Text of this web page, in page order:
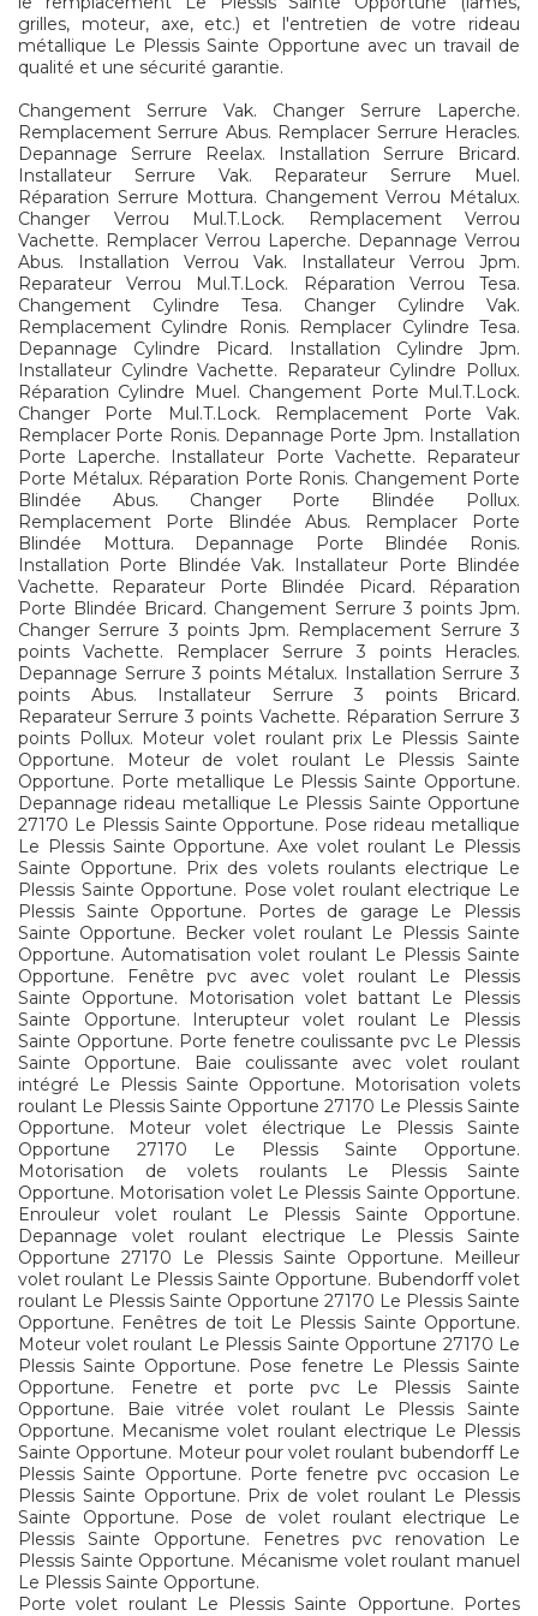
grilles, moteur, axe, etc.) et l'entretien de votre rideau
métallique Le Plessis Sainte Opportune avec un travail de
qualité et une sécurité garantie.
Changement Serrure Vak. Changer Serrure Laperche.
Remplacement Serrure Abus. Remplacer Serrure Heracles.
Depannage Serrure Reelax. Installation Serrure Bricard.
Installateur Serrure Vak. Reparateur Serrure Muel.
Réparation Serrure Mottura. Changement Verrou Métalux.
Changer Verrou Mul.T.Lock. Remplacement Verrou
Vachette. Remplacer Verrou Laperche. Depannage Verrou
Abus. Installation Verrou Vak. Installateur Verrou Jpm.
Reparateur Verrou Mul.T.Lock. Réparation Verrou Tesa.
Changement Cylindre Tesa. Changer Cylindre Vak.
Remplacement Cylindre Ronis. Remplacer Cylindre Tesa.
Depannage Cylindre Picard. Installation Cylindre Jpm.
Installateur Cylindre Vachette. Reparateur Cylindre Pollux.
Réparation Cylindre Muel. Changement Porte Mul.T.Lock.
Changer Porte Mul.T.Lock. Remplacement Porte Vak.
Remplacer Porte Ronis. Depannage Porte Jpm. Installation
Porte Laperche. Installateur Porte Vachette. Reparateur
Porte Métalux. Réparation Porte Ronis. Changement Porte
Blindée Abus. Changer Porte Blindée Pollux.
Remplacement Porte Blindée Abus. Remplacer Porte
Blindée Mottura. Depannage Porte Blindée Ronis.
Installation Porte Blindée Vak. Installateur Porte Blindée
Vachette. Reparateur Porte Blindée Picard. Réparation
Porte Blindée Bricard. Changement Serrure 3 points Jpm.
Changer Serrure 3 points Jpm. Remplacement Serrure 3
points Vachette. Remplacer Serrure 3 points Heracles.
Depannage Serrure 3 points Métalux. Installation Serrure 3
points Abus. Installateur Serrure 3 points Bricard.
Reparateur Serrure 3 points Vachette. Réparation Serrure 3
points Pollux. Moteur volet roulant prix Le Plessis Sainte
Opportune. Moteur de volet roulant Le Plessis Sainte
Opportune. Porte metallique Le Plessis Sainte Opportune.
Depannage rideau metallique Le Plessis Sainte Opportune
27170 Le Plessis Sainte Opportune. Pose rideau metallique
Le Plessis Sainte Opportune. Axe volet roulant Le Plessis
Sainte Opportune. Prix des volets roulants electrique Le
Plessis Sainte Opportune. Pose volet roulant electrique Le
Plessis Sainte Opportune. Portes de garage Le Plessis
Sainte Opportune. Becker volet roulant Le Plessis Sainte
Opportune. Automatisation volet roulant Le Plessis Sainte
Opportune. Fenêtre pvc avec volet roulant Le Plessis
Sainte Opportune. Motorisation volet battant Le Plessis
Sainte Opportune. Interupteur volet roulant Le Plessis
Sainte Opportune. Porte fenetre coulissante pvc Le Plessis
Sainte Opportune. Baie coulissante avec volet roulant
intégré Le Plessis Sainte Opportune. Motorisation volets
roulant Le Plessis Sainte Opportune 27170 Le Plessis Sainte
Opportune. Moteur volet électrique Le Plessis Sainte
Opportune 27170 Le Plessis Sainte Opportune.
Motorisation de volets roulants Le Plessis Sainte
Opportune. Motorisation volet Le Plessis Sainte Opportune.
Enrouleur volet roulant Le Plessis Sainte Opportune.
Depannage volet roulant electrique Le Plessis Sainte
Opportune 27170 Le Plessis Sainte Opportune. Meilleur
volet roulant Le Plessis Sainte Opportune. Bubendorff volet
roulant Le Plessis Sainte Opportune 27170 Le Plessis Sainte
Opportune. Fenêtres de toit Le Plessis Sainte Opportune.
Moteur volet roulant Le Plessis Sainte Opportune 27170 Le
Plessis Sainte Opportune. Pose fenetre Le Plessis Sainte
Opportune. Fenetre et porte pvc Le Plessis Sainte
Opportune. Baie vitrée volet roulant Le Plessis Sainte
Opportune. Mecanisme volet roulant electrique Le Plessis
Sainte Opportune. Moteur pour volet roulant bubendorff Le
Plessis Sainte Opportune. Porte fenetre pvc occasion Le
Plessis Sainte Opportune. Prix de volet roulant Le Plessis
Sainte Opportune. Pose de volet roulant electrique Le
Plessis Sainte Opportune. Fenetres pvc renovation Le
Plessis Sainte Opportune. Mécanisme volet roulant manuel
Le Plessis Sainte Opportune.
Porte volet roulant Le Plessis Sainte Opportune. Portes